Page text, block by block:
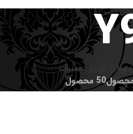
لوازم تعمیرات
50 محصول